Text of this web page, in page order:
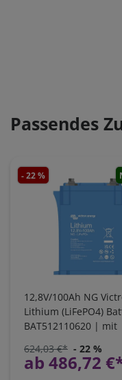
Passendes
- 22 %
12,8V/100Ah NG
Lithium (LiFePO4)
BAT512110620 | mit
624,03 €* - 22 %
ab 486,72